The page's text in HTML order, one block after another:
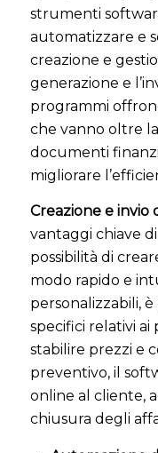
strumenti
automatizzare e
creazione e
generazione e
programmi
che vanno oltre
documenti
migliorare
Creazione e invio
vantaggi chiave
possibilità di
modo rapido e
personalizzabili,
specifici relativi
stabilire prezzi e
preventivo, il
online al cliente,
chiusura degli